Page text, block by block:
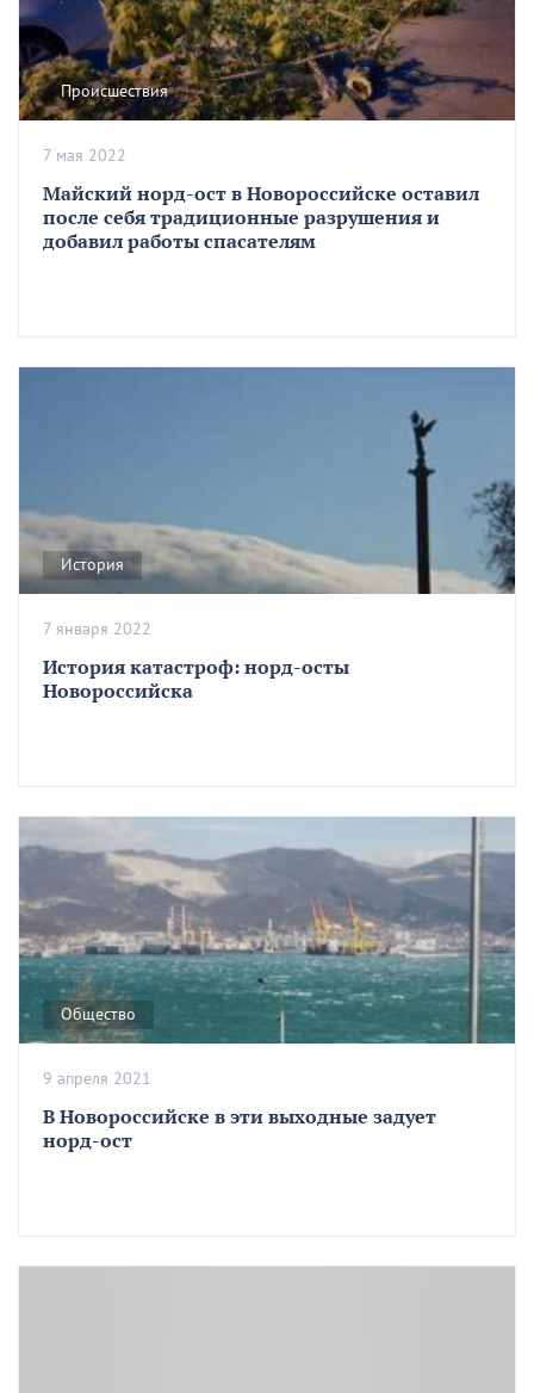
Происшествия
Майский норд-ост в Новороссийске оставил
после себя традиционные разрушения и
добавил работы спасателям
7 мая 2022
История
История катастроф: норд-осты
Новороссийска
7 января 2022
Общество
В Новороссийске в эти выходные задует
норд-ост
9 апреля 2021